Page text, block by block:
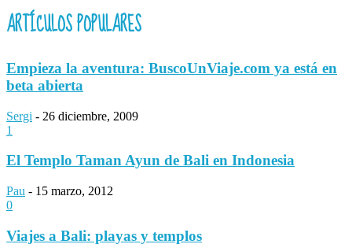
ARTÍCULOS POPULARES
Empieza la aventura: BuscoUnViaje.com ya está en
beta abierta
Sergi - 26 diciembre, 2009
1
El Templo Taman Ayun de Bali en Indonesia
Pau - 15 marzo, 2012
0
Viajes a Bali: playas y templos